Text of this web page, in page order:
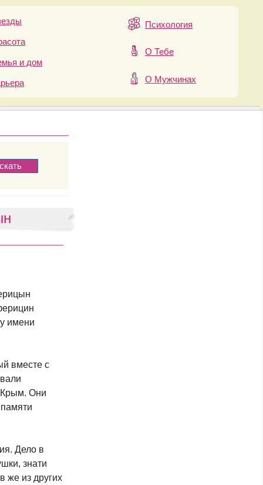
и дом
Психология
О Тебе
О Мужчинах
имени
вместе с
Крым. Они
Дело в
знати
же из других